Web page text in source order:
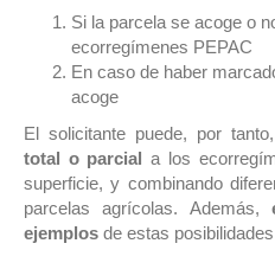
Si la parcela se acoge o
ecorregímenes PEPAC
En caso de haber
acoge
El solicitante puede, por
total o parcial a los
superficie, y combinando
parcelas agrícolas. Además,
ejemplos de estas